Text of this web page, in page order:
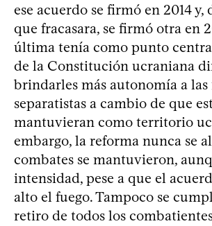
ese acuerdo se firmó en 2014 y,
que fracasara, se firmó otra en
última tenía como punto
de la Constitución ucraniana
brindarles más autonomía a las
separatistas a cambio de que
mantuvieran como territorio
embargo, la reforma nunca se
combates se mantuvieron,
intensidad, pese a que el
alto el fuego. Tampoco se
retiro de todos los